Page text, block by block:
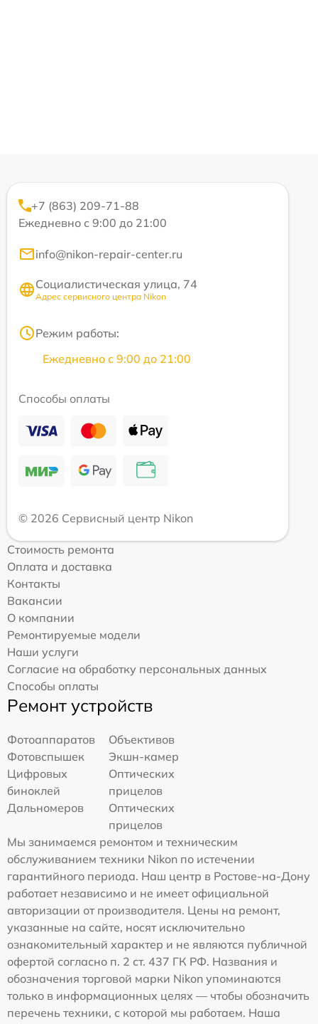
+7 (863) 209-71-88
Ежедневно с 9:00 до 21:00
info@nikon-repair-center.ru
Социалистическая улица, 74
Адрес сервисного центра Nikon
Режим работы:
Ежедневно с 9:00 до 21:00
Способы оплаты
© 2026 Сервисный центр Nikon
Стоимость ремонта
Оплата и доставка
Контакты
Вакансии
О компании
Ремонтируемые модели
Наши услуги
Согласие на обработку персональных данных
Способы оплаты
Ремонт устройств
Фотоаппаратов
Объективов
Фотовспышек
Экшн-камер
Цифровых
биноклей
Оптических
прицелов
Дальномеров
Оптических
прицелов
Мы занимаемся ремонтом и техническим
обслуживанием техники Nikon по истечении
гарантийного периода. Наш центр в Ростове-на-Дону
работает независимо и не имеет официальной
авторизации от производителя. Цены на ремонт,
указанные на сайте, носят исключительно
ознакомительный характер и не являются публичной
офертой согласно п. 2 ст. 437 ГК РФ. Названия и
обозначения торговой марки Nikon упоминаются
только в информационных целях — чтобы обозначить
перечень техники, с которой мы работаем. Наша